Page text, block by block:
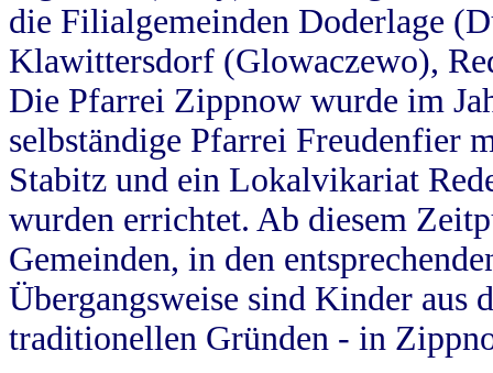
die Filialgemeinden Doderlage
Klawittersdorf (Glowaczewo),
Die Pfarrei Zippnow wurde im
selbständige Pfarrei Freudenfier
Stabitz und ein Lokalvikariat
wurden errichtet. Ab diesem
Gemeinden, in den
Übergangsweise sind Kinder aus
traditionellen Gründen - in